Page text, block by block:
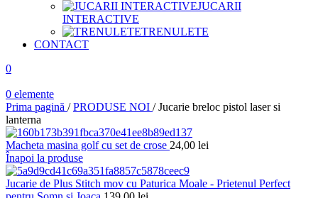
JUCARII
INTERACTIVE
TRENULETE
CONTACT
0
0 elemente
Prima pagină / PRODUSE NOI / Jucarie breloc pistol laser si
lanterna
Macheta masina golf cu set de crose 24,00 lei
Înapoi la produse
Jucarie de Plus Stitch mov cu Paturica Moale - Prietenul Perfect